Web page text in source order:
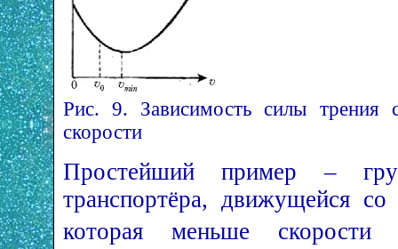
Рис. 9. Зависимость силы трения
скорости
Простейший пример –
транспортёра, движущейся
которая меньше